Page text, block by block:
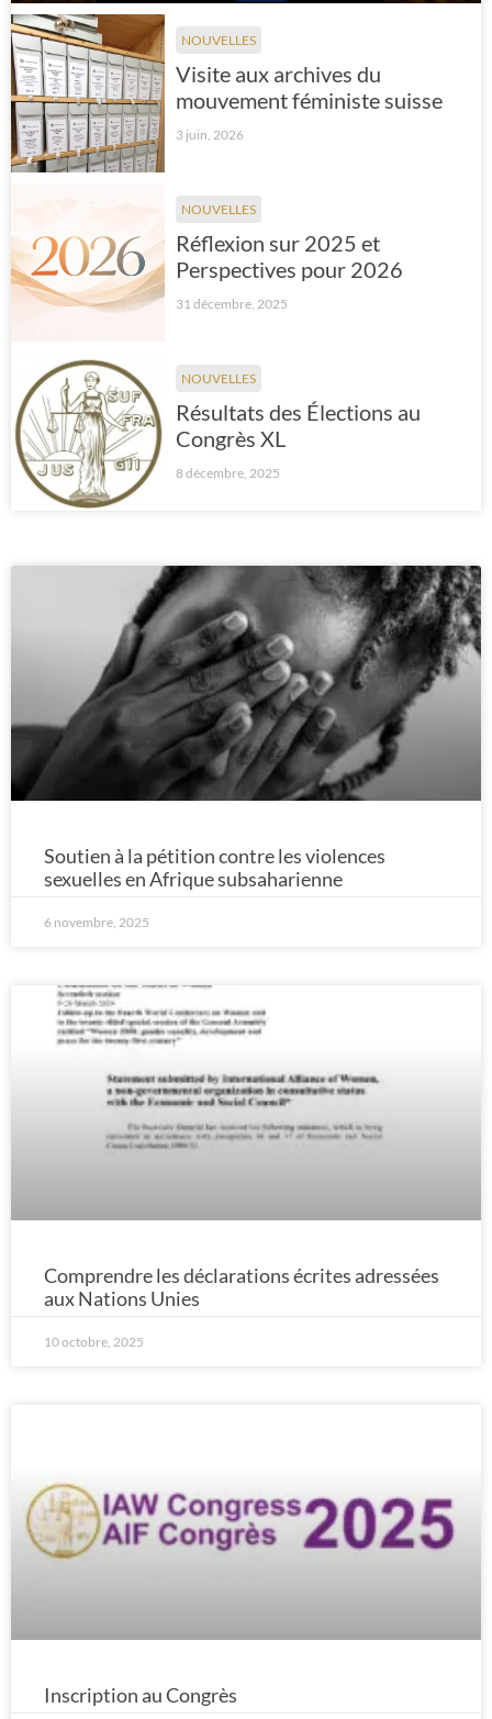
NOUVELLES
Visite aux archives du
mouvement féministe suisse
3 juin, 2026
NOUVELLES
Réflexion sur 2025 et
Perspectives pour 2026
31 décembre, 2025
NOUVELLES
Résultats des Élections au
Congrès XL
8 décembre, 2025
Soutien à la pétition contre les violences
sexuelles en Afrique subsaharienne
6 novembre, 2025
Comprendre les déclarations écrites adressées
aux Nations Unies
10 octobre, 2025
Inscription au Congrès